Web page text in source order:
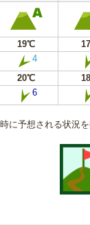
19℃
4
20℃
6
に予想される状況を